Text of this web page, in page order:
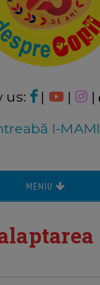
us: | | |
I-MAMI
MENIU